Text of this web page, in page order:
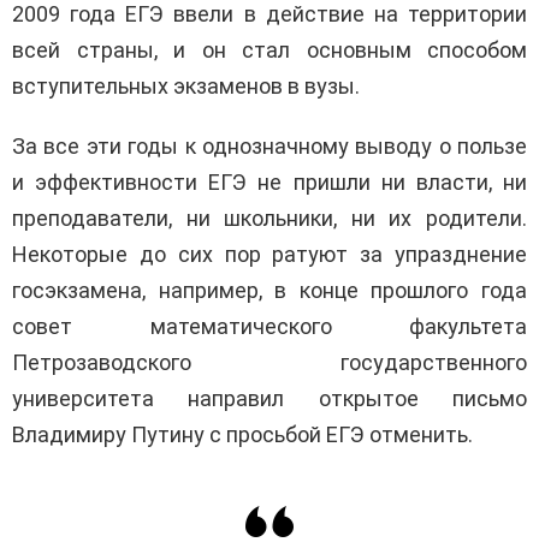
2009 года ЕГЭ ввели в действие на территории
всей страны, и он стал основным способом
вступительных экзаменов в вузы.
За все эти годы к однозначному выводу о пользе
и эффективности ЕГЭ не пришли ни власти, ни
преподаватели, ни школьники, ни их родители.
Некоторые до сих пор ратуют за упразднение
госэкзамена, например, в конце прошлого года
совет математического факультета
Петрозаводского государственного
университета направил открытое письмо
Владимиру Путину с просьбой ЕГЭ отменить.